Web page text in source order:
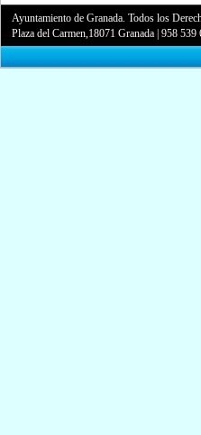
Ayuntamiento de Granada. Todos los
Plaza del Carmen,18071 Granada |958 539